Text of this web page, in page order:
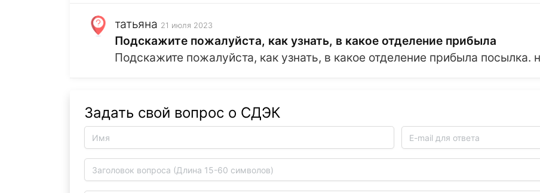
татьяна 21 июля 2023
Подскажите пожалуйста, как узнать, в какое отделение прибыла
Подскажите пожалуйста, как узнать, в какое отделение прибыла
Задать свой вопрос о СДЭК